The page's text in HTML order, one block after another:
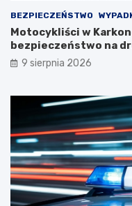
z
o
z
o
w
m
k
ą
t
k
u
z
a
z
b
u
o
ć
c
e
n
t
BEZPIECZEŃSTWO
Motocykliści w
bezpieczeństwo na
9 sierpnia 2026